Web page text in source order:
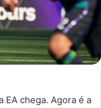
EA chega. Agora é a